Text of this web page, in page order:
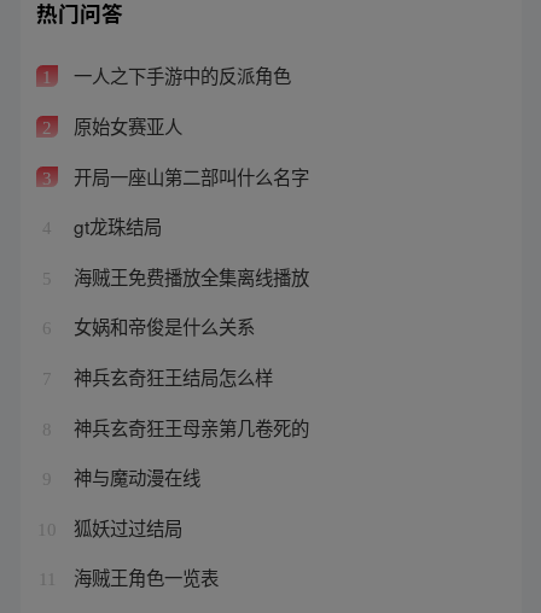
热门问答
1 一人之下手游中的反派角色
2 原始女赛亚人
3 开局一座山第二部叫什么名字
4 gt龙珠结局
5 海贼王免费播放全集离线播放
6 女娲和帝俊是什么关系
7 神兵玄奇狂王结局怎么样
8 神兵玄奇狂王母亲第几卷死的
9 神与魔动漫在线
10 狐妖过过结局
海贼王角色一览表